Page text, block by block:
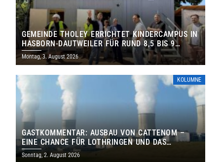
GEMEINDE THOLEY ERRICHTET KINDERCAMPUS IN
HASBORN-DAUTWEILER FÜR RUND 8,5 BIS 9
MILLIONEN EURO
Montag, 3. August 2026
KOLUMNE
GASTKOMMENTAR: AUSBAU VON CATTENOM –
EINE CHANCE FÜR LOTHRINGEN UND DAS
SAARLAND
Sonntag, 2. August 2026